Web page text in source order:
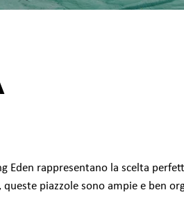
Eden rappresentano la scelta
piazzole sono ampie e ben